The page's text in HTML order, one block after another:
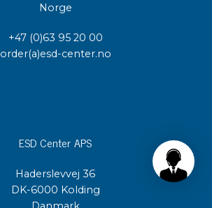
Norge
+47 (0)63 95 20 00
order(a)esd-center.no
ESD Center APS
Haderslevvej 36
DK-6000 Kolding